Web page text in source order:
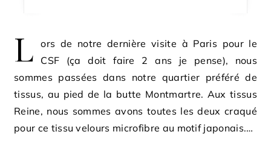
L
ors de notre dernière visite à Paris pour le
CSF (ça doit faire 2 ans je pense), nous
sommes passées dans notre quartier préféré de
tissus, au pied de la butte Montmartre. Aux tissus
Reine, nous sommes avons toutes les deux craqué
pour ce tissu velours microfibre au motif japonais.…